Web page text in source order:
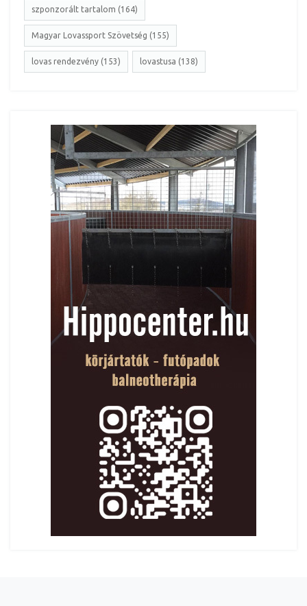
szponzorált tartalom (164)
Magyar Lovassport Szövetség (155)
lovas rendezvény (153) lovastusa (138)